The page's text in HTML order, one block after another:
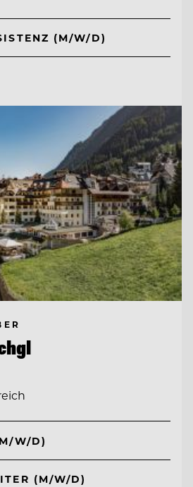
(M/W/D)
W/D)
(M/W/D)